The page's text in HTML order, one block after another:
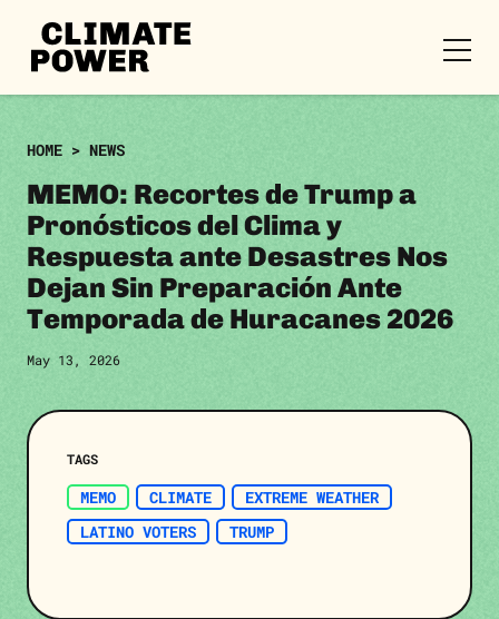
Skip to content
Skip to content
CLIMATE
POWER
HOME > NEWS
MEMO: Recortes de Trump a
Pronósticos del Clima y
Respuesta ante Desastres Nos
Dejan Sin Preparación Ante
Temporada de Huracanes 2026
May 13, 2026
TAGS
MEMO CLIMATE
EXTREME WEATHER
LATINO VOTERS
TRUMP